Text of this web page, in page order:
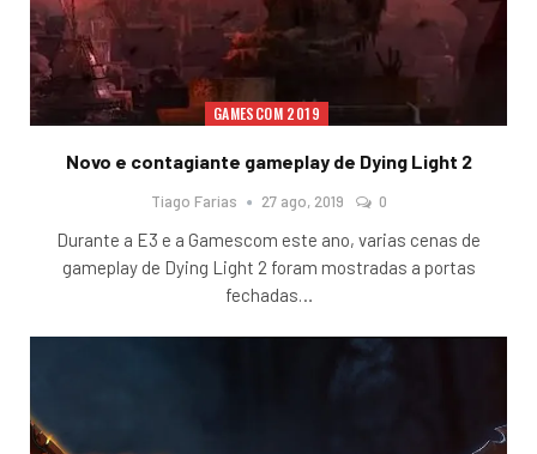
GAMESCOM 2019
Novo e contagiante gameplay de Dying Light 2
Tiago Farias 27 ago, 2019 0
Durante a E3 e a Gamescom este ano, varias cenas de
gameplay de Dying Light 2 foram mostradas a portas
fechadas…